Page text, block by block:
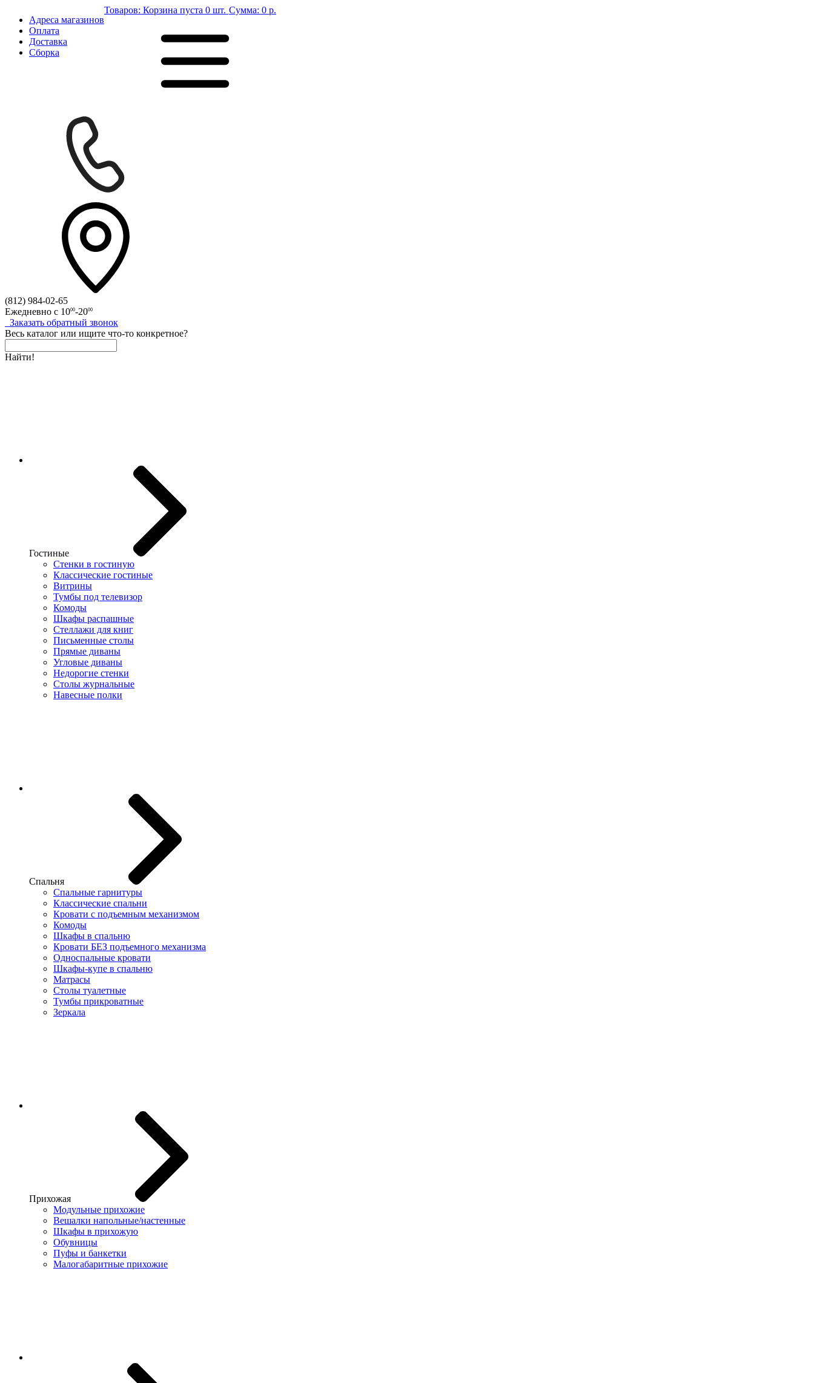
Адреса магазинов
Оплата
Доставка
Сборка
Товаров: Корзина пуста 0 шт. Сумма: 0 р.
(812) 984-02-65
Ежедневно с 1000-2000
Заказать обратный звонок
Весь каталог или ищите что-то конкретное?
Найти!
Гостиные
Стенки в гостиную
Классические гостиные
Витрины
Тумбы под телевизор
Комоды
Шкафы распашные
Стеллажи для книг
Письменные столы
Прямые диваны
Угловые диваны
Недорогие стенки
Столы журнальные
Навесные полки
Спальня
Спальные гарнитуры
Классические спальни
Кровати с подъемным механизмом
Комоды
Шкафы в спальню
Кровати БЕЗ подъемного механизма
Односпальные кровати
Шкафы-купе в спальню
Матрасы
Столы туалетные
Тумбы прикроватные
Зеркала
Прихожая
Модульные прихожие
Вешалки напольные/настенные
Шкафы в прихожую
Обувницы
Пуфы и банкетки
Малогабаритные прихожие